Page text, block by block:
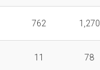
762 1,270
11 78